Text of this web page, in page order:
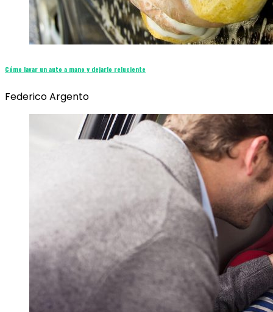
Cómo lavar un auto a mano y dejarlo reluciente
Federico Argento